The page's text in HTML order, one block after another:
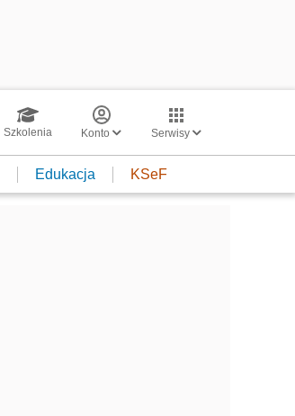
Szkolenia Konto Serwisy
Edukacja KSeF